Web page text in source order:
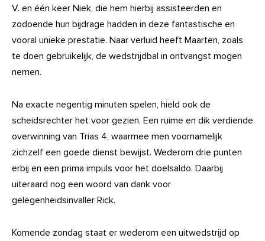
V. en één keer Niek, die hem hierbij assisteerden en
zodoende hun bijdrage hadden in deze fantastische en
vooral unieke prestatie. Naar verluid heeft Maarten, zoals
te doen gebruikelijk, de wedstrijdbal in ontvangst mogen
nemen.
Na exacte negentig minuten spelen, hield ook de
scheidsrechter het voor gezien. Een ruime en dik verdiende
overwinning van Trias 4, waarmee men voornamelijk
zichzelf een goede dienst bewijst. Wederom drie punten
erbij en een prima impuls voor het doelsaldo. Daarbij
uiteraard nog een woord van dank voor
gelegenheidsinvaller Rick.
Komende zondag staat er wederom een uitwedstrijd op